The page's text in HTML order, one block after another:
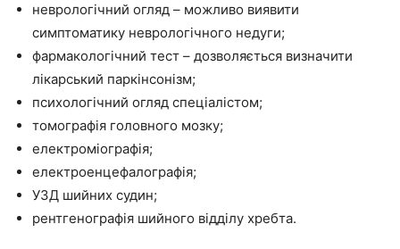
неврологічний огляд – можливо виявити
симптоматику неврологічного недуги;
фармакологічний тест – дозволяється визначити
лікарський паркінсонізм;
психологічний огляд спеціалістом;
томографія головного мозку;
електроміографія;
електроенцефалографія;
УЗД шийних судин;
рентгенографія шийного відділу хребта.